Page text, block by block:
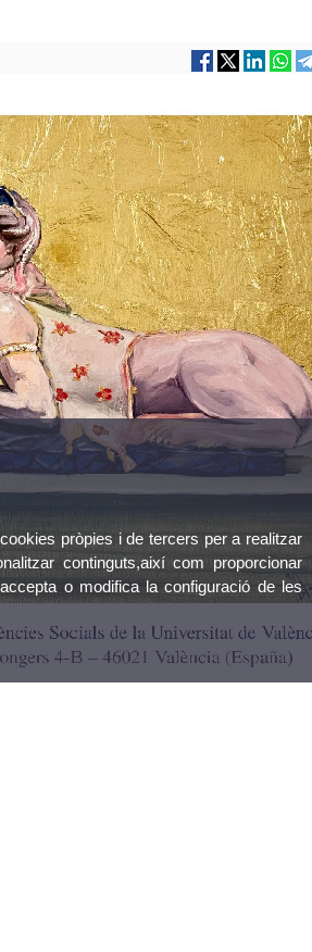
pròpies i de tercers per a realitzar
continguts,així com proporcionar
o modifica la configuració de les